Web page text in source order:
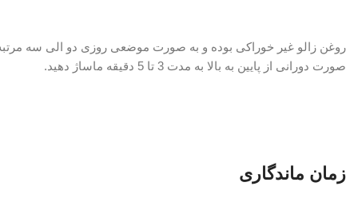
صورت دورانی از پایین به بالا به مدت 3 تا 5 دقیقه ماساژ دهید.
زمان ماندگاری